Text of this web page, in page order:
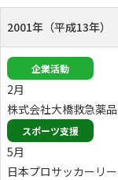
2001年（平成13年）
企業活動
2月
株式会社大橋救急薬
スポーツ支援
5月
日本プロサッカーリ